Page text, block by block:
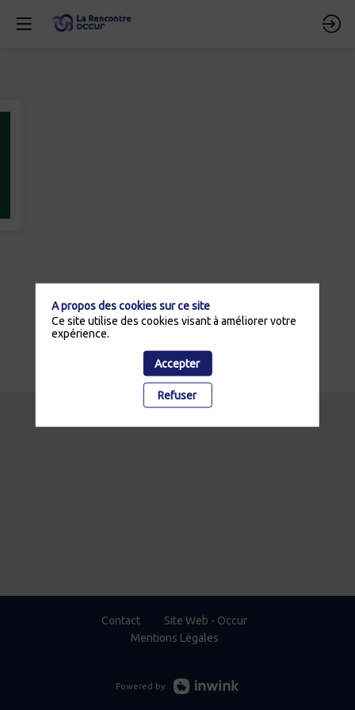
Contact
Site Web - Occur
Mentions Légales
Powered by
A propos des cookies sur ce site
Ce site utilise des cookies visant à améliorer votre
expérience.
Accepter
Refuser